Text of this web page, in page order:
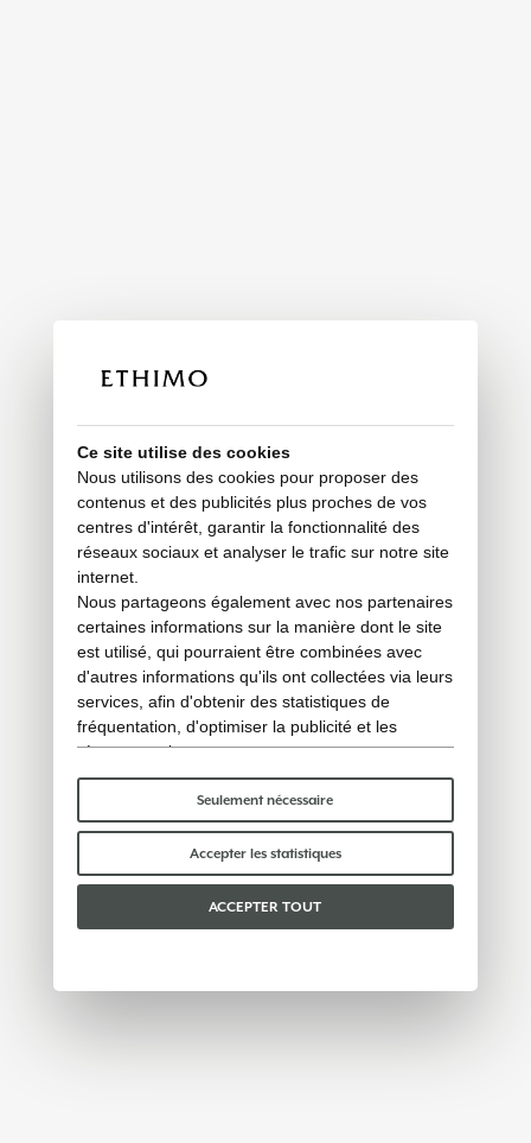
Ce site utilise des cookies
Nous utilisons des cookies pour proposer des
contenus et des publicités plus proches de vos
centres d'intérêt, garantir la fonctionnalité des
réseaux sociaux et analyser le trafic sur notre site
internet.
Nous partageons également avec nos partenaires
certaines informations sur la manière dont le site
est utilisé, qui pourraient être combinées avec
d'autres informations qu'ils ont collectées via leurs
services, afin d'obtenir des statistiques de
fréquentation, d'optimiser la publicité et les
réseaux sociaux.
Certains cookies « techniques » sont
indispensables au bon fonctionnement du site et
ne traitent ni ne partagent aucune donnée
personnelle avec des tiers. Pour en savoir plus,
vous pouvez consulter notrepolitique en matière
Veuillez choisir les cookies que vous acceptez :
Seulement nécessaire
Accepter les statistiques
ACCEPTER TOUT